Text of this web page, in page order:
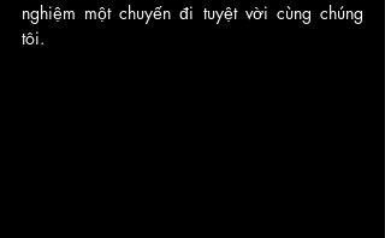
nghiệm một chuyến đi tuyệt vời cùng chúng
tôi.